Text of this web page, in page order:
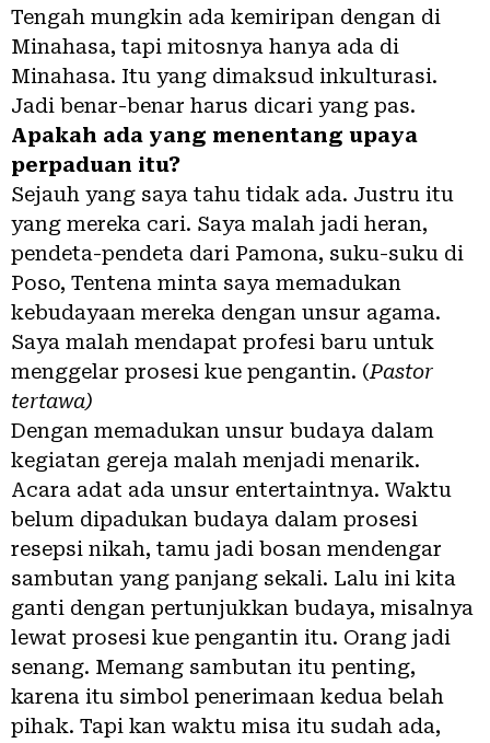
Tengah mungkin ada kemiripan dengan di
Minahasa, tapi mitosnya hanya ada di
Minahasa. Itu yang dimaksud inkulturasi.
Jadi benar-benar harus dicari yang pas.
Apakah ada yang menentang upaya
perpaduan itu?
Sejauh yang saya tahu tidak ada. Justru itu
yang mereka cari. Saya malah jadi heran,
pendeta-pendeta dari Pamona, suku-suku di
Poso, Tentena minta saya memadukan
kebudayaan mereka dengan unsur agama.
Saya malah mendapat profesi baru untuk
menggelar prosesi kue pengantin. (Pastor
tertawa)
Dengan memadukan unsur budaya dalam
kegiatan gereja malah menjadi menarik.
Acara adat ada unsur entertaintnya. Waktu
belum dipadukan budaya dalam prosesi
resepsi nikah, tamu jadi bosan mendengar
sambutan yang panjang sekali. Lalu ini kita
ganti dengan pertunjukkan budaya, misalnya
lewat prosesi kue pengantin itu. Orang jadi
senang. Memang sambutan itu penting,
karena itu simbol penerimaan kedua belah
pihak. Tapi kan waktu misa itu sudah ada,